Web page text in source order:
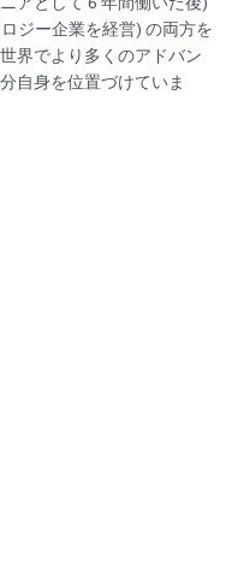
ジー企業を経営) の両方を
界でより多くのアドバン
自身を位置づけていま